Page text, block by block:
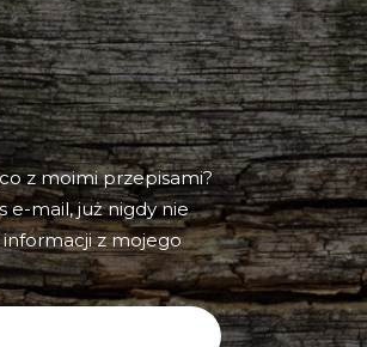
z moimi przepisami?
e-mail, już nigdy nie
z mojego